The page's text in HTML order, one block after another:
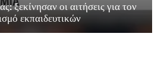
ξεκίνησαν οι αιτήσεις για τον
εκπαιδευτικών